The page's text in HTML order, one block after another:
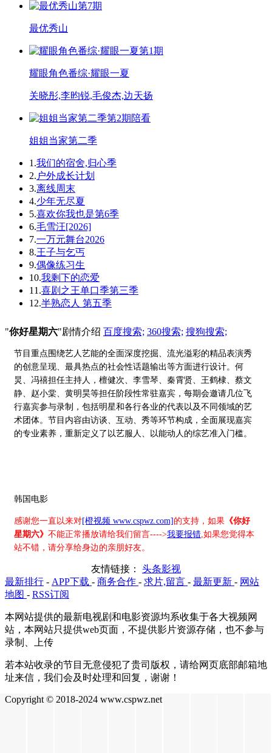
第7期
最优秀山
第1期
耀眼角色番综·耀眼一夏
关晓彤,李昀锐,毛俊杰,边天扬
第2期陪看
姐姐当家第二季
1.我们的宿舍,归心季
2. 户外成长计划
3.离线周末
4.少年无尽夏
5.喜欢你我也是第6季
6.毛雪汪[2026]
7.一万元舞台2026
8.王子与乞丐
9.偶像练习生
10.我剩下的恋爱
11.喜剧之王单口季第三季
12.半熟恋人 第五季
"你好星期六"剧情介绍 百度搜索; 360搜索; 搜狗搜索;
节目重点围绕艺人艺能的全面深度挖掘、流光溢彩的精品表演秀
的创意呈现、最具热点的社会性话题输出等方面进行设计。何
炅、冯禧担任主持人，檀健次、李雪琴、秦霄贤、王鹤棣、蔡文
静、赵小棠、黄明昊等担任阶段性常驻嘉宾，每期会邀请几位飞
行嘉宾参与录制，包括明星和各行各业的代表以及不同领域的艺
术团体。节目内容由访谈、互动、秀等环节构成，全面展现嘉宾
的专业素养，重新定义了以艺服人、以能动人的综艺准入门槛。
韩国电影
感谢您一直以来对[橙视频 www.cspwz.com] 的支持，如果 《你好
星期六》 不能正常播放请给我们留言---->我要报错,如果您觉得本
站不错，请分享给身边的亲朋好友。
友情链接： 头条影视
最新排行 - APP下载 - 商务合作 - 求片,留言 - 最新更新 - 网站
地图 - RSS订阅
本网站提供的最新电视剧和电影资源均系收集于各大视频网
站，本网站只提供web页面，不提供影片资源存储，也不参与
录制、上传
若本站收录的节目无意侵犯了贵司版权，请给网页底部邮箱地
址来信，我们会及时处理和回复，谢谢！
Copyright © 2018-2024 www.cspwz.net